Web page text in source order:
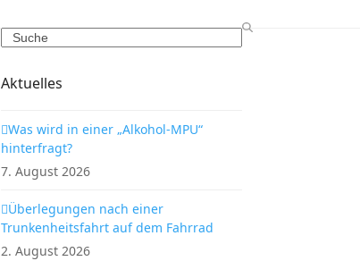
Search
Aktuelles
Was wird in einer „Alkohol-MPU“
hinterfragt?
7. August 2026
Überlegungen nach einer
Trunkenheitsfahrt auf dem Fahrrad
2. August 2026